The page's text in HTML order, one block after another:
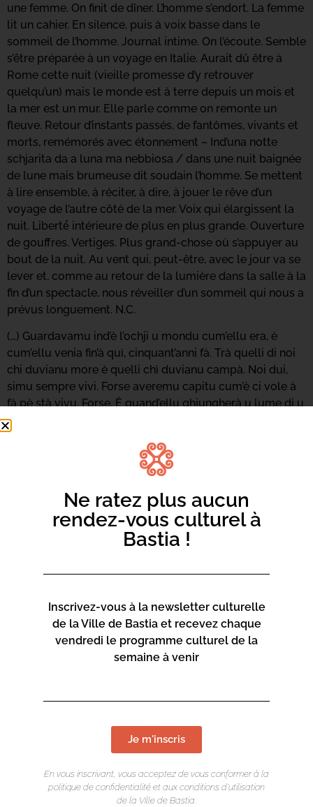
une femme. On finit de dîner. L’homme s’endort. La femme
lit un cahier. En silence, puis à voix basse dans le
sommeil de l’homme. Journal intime. On l’écoute. Semble
s’être préparée à un voyage en Italie. Aurait dû être à
Rome cette nuit (vieille promesse d’y retrouver
quelqu’un) mais le monde est à terre depuis un mois et
la mer est un mur. Elle parle comme on remonte un
fleuve. Retour d’instants passés, de fantômes, vivants et
morts, remémorés avec étonnement – Ind’una notte
schjarita da a luna ma nebbiosa / dans une nuit baignée
de lune mais brumeuse dit soudain l’homme. Se mettent
à lire ensemble, à réciter, à dire, à jouer le rêve d’un
voyage de l’autre côté de la mer. Voix qui élargissent la
nuit. Liberté́ intérieure de plus en plus grande. Ouverture
de gouffres. Vertiges. Plus grand-chose où s’appuyer au
bout de la nuit. Au vent qui, peut-être, avec le jour va se
lever et, comme au retour de la lumière dans la salle à la
fin d’un spectacle, nous réveiller d’un sommeil qui nous a
prévus longuement. N.C.
(…) Guardavamu ind’è l’ochji u mondu cum’ellu era, è
cum’ellu venia fin’à quì, cinquant’anni fà. Trà quelli di noi
chi duvianu more è quelli chì duvianu campà. Noi dui,
simu sempre vivi. Forse averemu capitu cum’è ci vole à
fà pè stà vivu. Forse. È quand’ellu ghjungherà u lume di u
prussimu ghjornu, cercheremu di parlà sempre più
di stu mumentu. Guarda. Cusì bella Bastia
addurmentata. Mi pare una di quelle cità antiche chì
Ne ratez plus aucun
rendez-vous culturel à
Bastia !
Inscrivez-vous à la newsletter culturelle
de la Ville de Bastia et recevez chaque
vendredi le programme culturel de la
semaine à venir
Je m'inscris
En vous inscrivant, vous acceptez de vous conformer à la
politique de confidentialité et aux conditions d’utilisation
de la Ville de Bastia.